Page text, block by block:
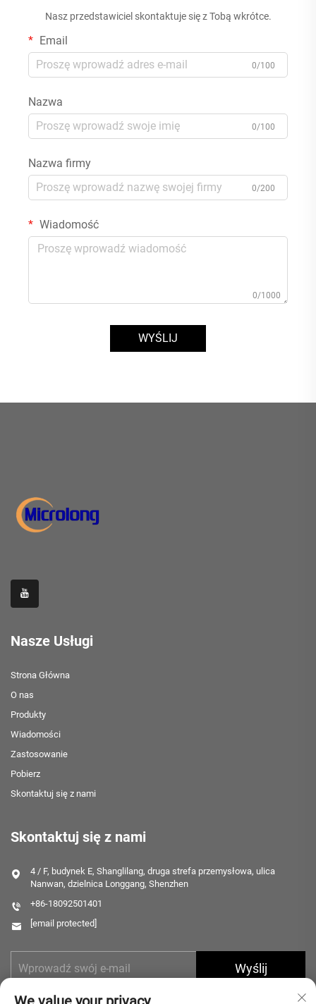
Nasz przedstawiciel skontaktuje się z Tobą wkrótce.
Email
0/100
Nazwa
0/100
Nazwa firmy
0/200
Wiadomość
0/1000
WYŚLIJ
Nasze Usługi
Strona Główna
O nas
Produkty
Wiadomości
Zastosowanie
Pobierz
Skontaktuj się z nami
Skontaktuj się z nami
4 / F, budynek E, Shanglilang, druga strefa przemysłowa, ulica
Nanwan, dzielnica Longgang, Shenzhen
+86-18092501401
[email protected]
Wyślij